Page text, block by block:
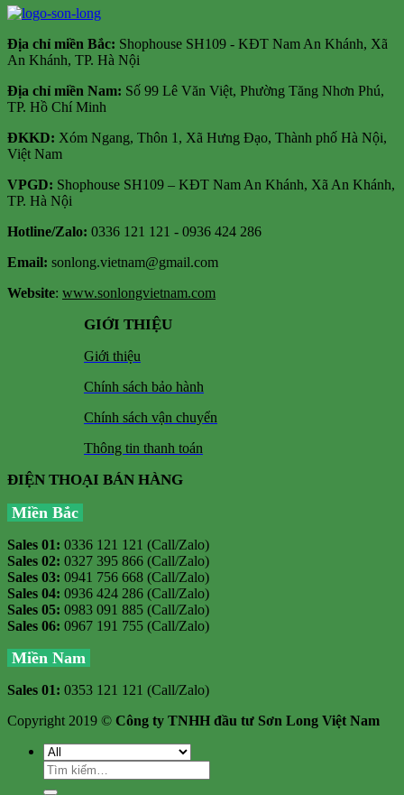
Địa chỉ miền Bắc: Shophouse SH109 - KĐT Nam An Khánh, Xã
An Khánh, TP. Hà Nội
Địa chỉ miền Nam: Số 99 Lê Văn Việt, Phường Tăng Nhơn Phú,
TP. Hồ Chí Minh
ĐKKD: Xóm Ngang, Thôn 1, Xã Hưng Đạo, Thành phố Hà Nội,
Việt Nam
VPGD: Shophouse SH109 – KĐT Nam An Khánh, Xã An Khánh,
TP. Hà Nội
Hotline/Zalo: 0336 121 121 - 0936 424 286
Email: sonlong.vietnam@gmail.com
Website: www.sonlongvietnam.com
GIỚI THIỆU
Giới thiệu
Chính sách bảo hành
Chính sách vận chuyển
Thông tin thanh toán
ĐIỆN THOẠI BÁN HÀNG
Miền Bắc
Sales 01: 0336 121 121 (Call/Zalo)
Sales 02: 0327 395 866 (Call/Zalo)
Sales 03: 0941 756 668 (Call/Zalo)
Sales 04: 0936 424 286 (Call/Zalo)
Sales 05: 0983 091 885 (Call/Zalo)
Sales 06: 0967 191 755 (Call/Zalo)
Miền Nam
Sales 01: 0353 121 121 (Call/Zalo)
Copyright 2019 © Công ty TNHH đầu tư Sơn Long Việt Nam
Tìm
kiếm: